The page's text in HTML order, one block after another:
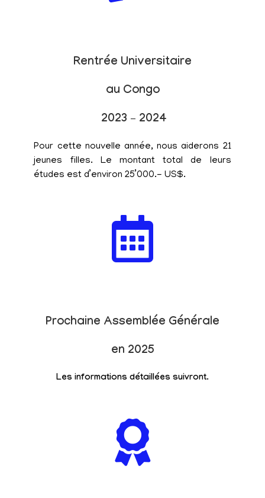
Rentrée Universitaire
au Congo
2023 – 2024
Pour cette nouvelle année, nous aiderons 21
jeunes filles. Le montant total de leurs
études est d’environ 25’000.- US$.
Prochaine Assemblée Générale
en 2025
Les informations détaillées suivront.